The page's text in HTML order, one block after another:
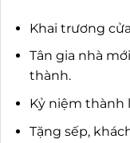
Khai trương
Tân gia nhà
thành.
Kỷ niệm thành
Tặng sếp,